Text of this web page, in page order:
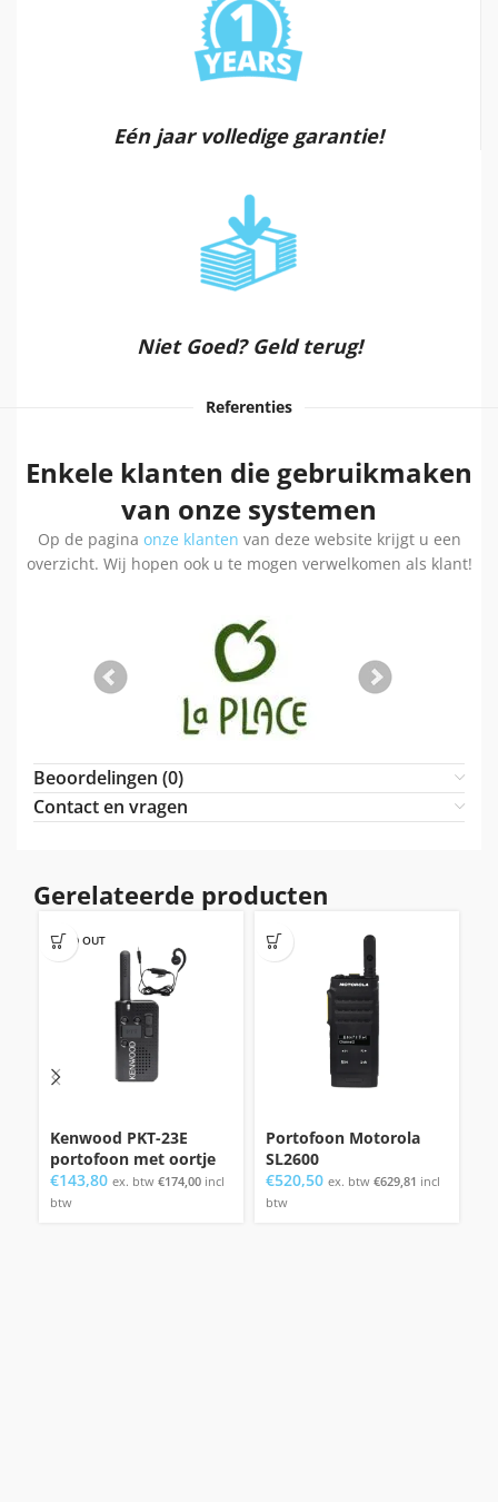
Eén jaar volledige garantie!
Niet Goed? Geld terug!
Referenties
Enkele klanten die gebruikmaken
van onze systemen
Op de pagina onze klanten van deze website krijgt u een
overzicht. Wij hopen ook u te mogen verwelkomen als klant!
Beoordelingen (0)
Contact en vragen
Gerelateerde producten
SOLD OUT
Kenwood PKT-23E
portofoon met oortje
€143,80 ex. btw €174,00 incl
btw
Portofoon Motorola
SL2600
€520,50 ex. btw €629,81 incl
btw